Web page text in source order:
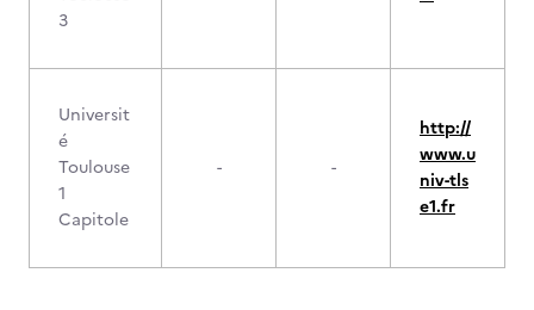
3
Universit
é
Toulouse
1
Capitole
- -
http://
www.u
niv-tls
e1.fr